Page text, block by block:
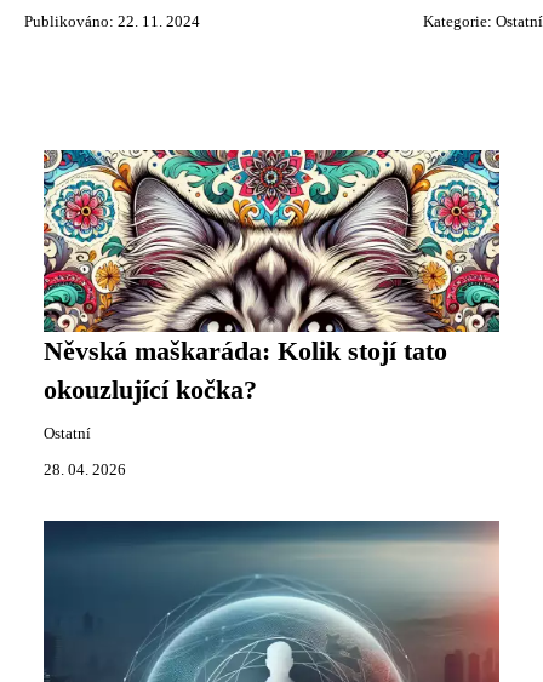
Publikováno: 22. 11. 2024 Kategorie: Ostatní
Něvská maškaráda: Kolik stojí tato
okouzlující kočka?
Ostatní
28. 04. 2026